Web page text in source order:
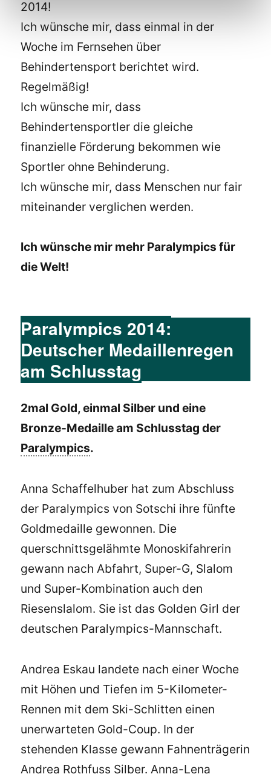
2014!
Ich wünsche mir, dass einmal in der
Woche im Fernsehen über
Behindertensport berichtet wird.
Regelmäßig!
Ich wünsche mir, dass
Behindertensportler die gleiche
finanzielle Förderung bekommen wie
Sportler ohne Behinderung.
Ich wünsche mir, dass Menschen nur fair
miteinander verglichen werden.
Ich wünsche mir mehr Paralympics für
die Welt!
Paralympics 2014:
Deutscher Medaillenregen
am Schlusstag
2mal Gold, einmal Silber und eine
Bronze-Medaille am Schlusstag der
Paralympics.
Anna Schaffelhuber hat zum Abschluss
der Paralympics von Sotschi ihre fünfte
Goldmedaille gewonnen. Die
querschnittsgelähmte Monoskifahrerin
gewann nach Abfahrt, Super-G, Slalom
und Super-Kombination auch den
Riesenslalom. Sie ist das Golden Girl der
deutschen Paralympics-Mannschaft.
Andrea Eskau landete nach einer Woche
mit Höhen und Tiefen im 5-Kilometer-
Rennen mit dem Ski-Schlitten einen
unerwarteten Gold-Coup. In der
stehenden Klasse gewann Fahnenträgerin
Andrea Rothfuss Silber. Anna-Lena